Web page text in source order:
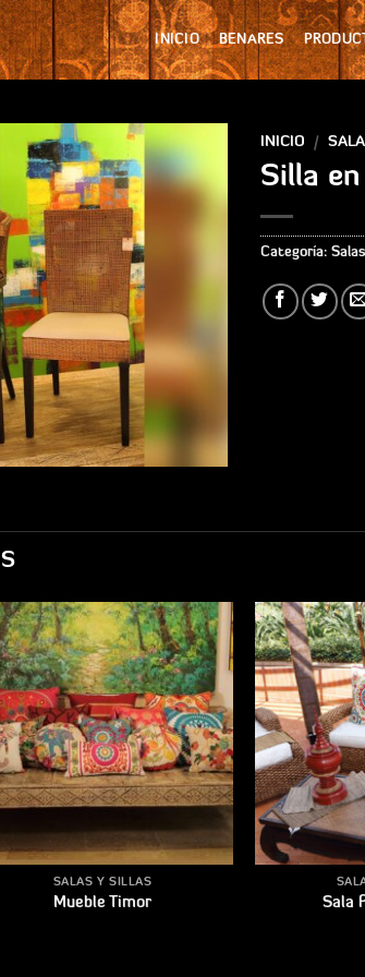
INICIO BENARES
Añadir
INICIO /
Silla
Categoría:
Añadir
a la
lista
de
deseos
SALAS Y SILLAS
Mueble Timor Sala